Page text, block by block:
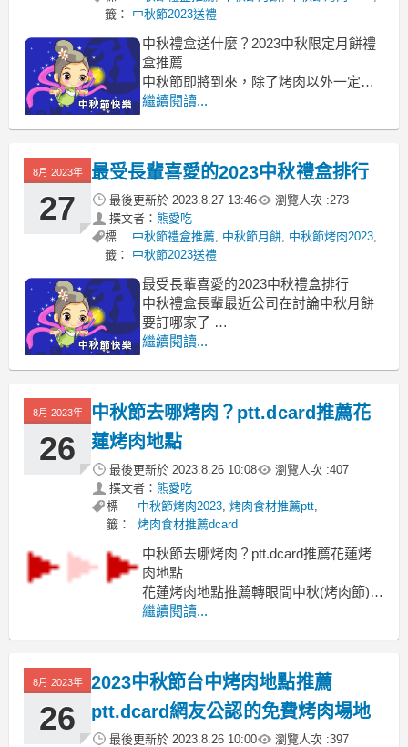
籤：
中秋節2023送禮
中秋禮盒送什麼？2023中秋限定月餅禮
盒推薦
中秋節即將到來，除了烤肉以外一定要
吃月餅中秋禮盒送什麼
推薦 中秋禮盒推薦 中秋送禮不要月餅
中秋禮盒推薦2023 平價中秋禮盒 中秋送
禮不要吃的 最想收到的
繼續閱讀...
8月 2023年
27
最受長輩喜愛的2023中秋禮盒排行
最後更新於 2023.8.27 13:46 瀏覽人次 :273
撰文者： 熊愛吃
標
籤：
中秋節禮盒推薦, 中秋節月餅, 中秋節烤肉2023,
中秋節2023送禮
最受長輩喜愛的2023中秋禮盒排行
中秋禮盒長輩最近公司在討論中秋月餅
要訂哪家了
中秋禮盒推薦ptt 中秋禮盒推薦dcard 中
中秋送禮推薦 中秋禮盒2023 中秋送禮不
要吃的
中秋禮盒長輩有人吃過不錯的
繼續閱讀...
8月 2023年
26
中秋節去哪烤肉？ptt.dcard推薦花
蓮烤肉地點
最後更新於 2023.8.26 10:08 瀏覽人次 :407
撰文者： 熊愛吃
標
籤：
中秋節烤肉2023,烤肉食材推薦ptt,
烤肉食材推薦dcard
中秋節去哪烤肉？ptt.dcard推薦花蓮烤
肉地點
花蓮烤肉地點推薦轉眼間中秋(烤肉節)又
即將來臨
地點 花蓮海邊烤肉 花蓮烤肉農場 七星
潭可以烤肉嗎 海邊烤肉地點 花蓮 野 溪
烤肉 花蓮露天烤肉
繼續閱讀...
8月 2023年
26
2023中秋節台中烤肉地點推薦
ptt.dcard網友公認的免費烤肉場地
最後更新於 2023.8.26 10:00 瀏覽人次 :397